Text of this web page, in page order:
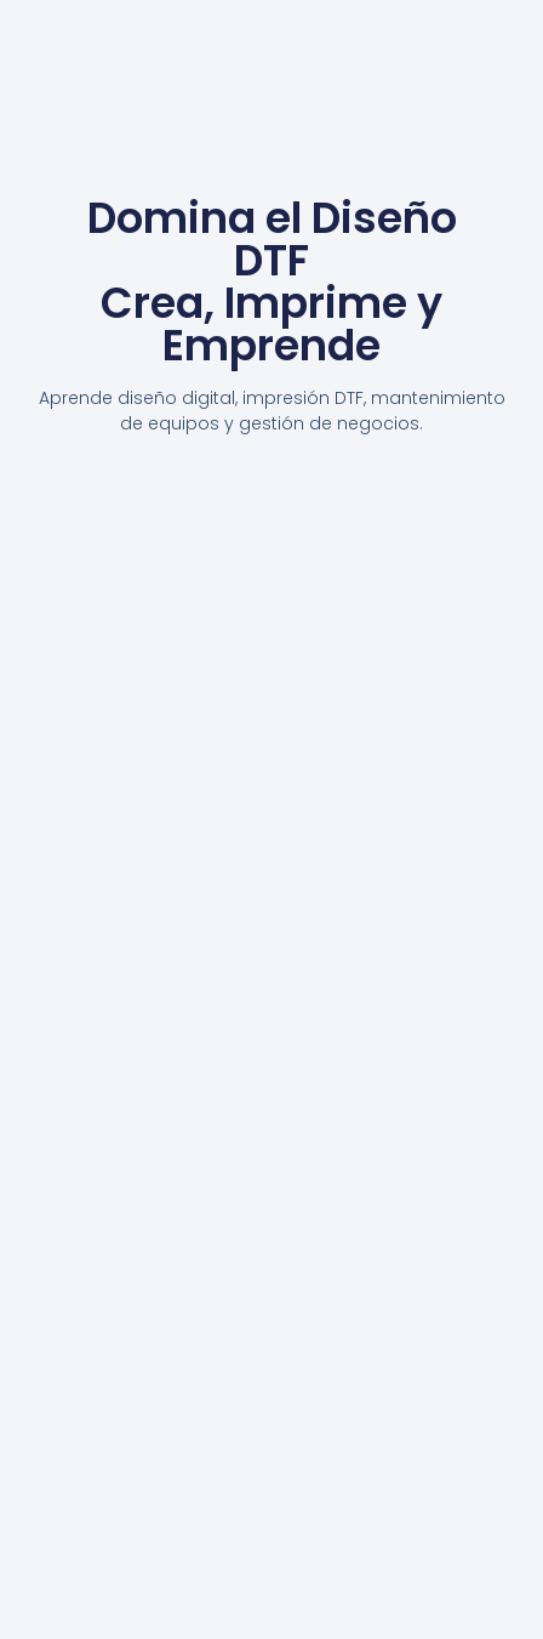
Domina el Diseño
DTF
Crea, Imprime y
Emprende
Aprende diseño digital, impresión DTF, mantenimiento
de equipos y gestión de negocios.